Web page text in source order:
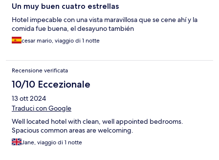
Un muy buen cuatro estrellas
Hotel impecable con una vista maravillosa que se cene ahí y la
comida fue buena, el desayuno también
cesar mario, viaggio di 1 notte
Recensione verificata
10/10 Eccezionale
13 ott 2024
Traduci con Google
Well located hotel with clean, well appointed bedrooms.
Spacious common areas are welcoming.
Jane, viaggio di 1 notte